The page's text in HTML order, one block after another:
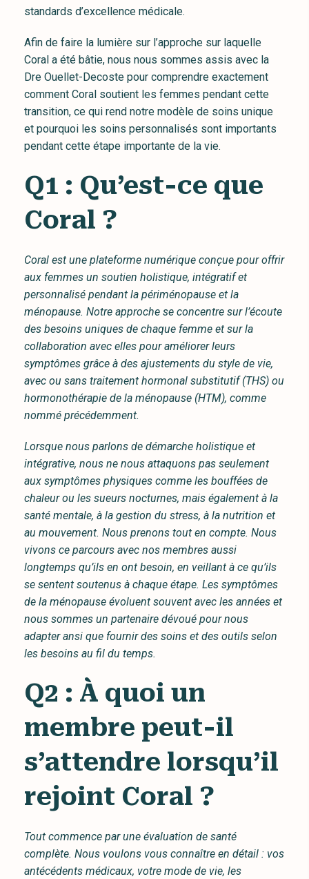
standards d’excellence médicale.
Afin de faire la lumière sur l’approche sur laquelle
Coral a été bâtie, nous nous sommes assis avec la
Dre Ouellet-Decoste pour comprendre exactement
comment Coral soutient les femmes pendant cette
transition, ce qui rend notre modèle de soins unique
et pourquoi les soins personnalisés sont importants
pendant cette étape importante de la vie.
Q1 : Qu’est-ce que
Coral ?
Coral est une plateforme numérique conçue pour offrir
aux femmes un soutien holistique, intégratif et
personnalisé pendant la périménopause et la
ménopause. Notre approche se concentre sur l’écoute
des besoins uniques de chaque femme et sur la
collaboration avec elles pour améliorer leurs
symptômes grâce à des ajustements du style de vie,
avec ou sans traitement hormonal substitutif (THS) ou
hormonothérapie de la ménopause (HTM), comme
nommé précédemment.
Lorsque nous parlons de démarche holistique et
intégrative, nous ne nous attaquons pas seulement
aux symptômes physiques comme les bouffées de
chaleur ou les sueurs nocturnes, mais également à la
santé mentale, à la gestion du stress, à la nutrition et
au mouvement. Nous prenons tout en compte. Nous
vivons ce parcours avec nos membres aussi
longtemps qu’ils en ont besoin, en veillant à ce qu’ils
se sentent soutenus à chaque étape. Les symptômes
de la ménopause évoluent souvent avec les années et
nous sommes un partenaire dévoué pour nous
adapter ansi que fournir des soins et des outils selon
les besoins au fil du temps.
Q2 : À quoi un
membre peut-il
s’attendre lorsqu’il
rejoint Coral ?
Tout commence par une évaluation de santé
complète. Nous voulons vous connaître en détail : vos
antécédents médicaux, votre mode de vie, les